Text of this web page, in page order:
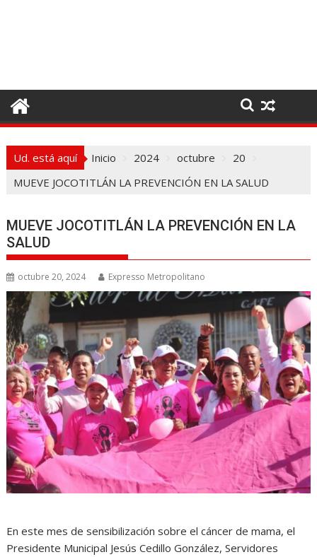
o
t
Ud. está aquí Inicio 2024 octubre
20
MUEVE JOCOTITLÁN LA PREVENCIÓN EN LA SALUD
MUEVE JOCOTITLÁN LA PREVENCIÓN EN LA
SALUD
octubre 20, 2024 Expresso Metropolitano
En este mes de sensibilización sobre el cáncer de mama, el
Presidente Municipal Jesús Cedillo González, Servidores